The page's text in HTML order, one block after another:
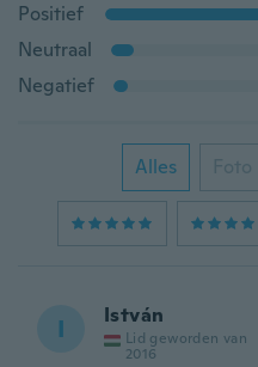
Positief
Neutraal
Negatief
Alles Foto
I István
Lid geworden van
2016